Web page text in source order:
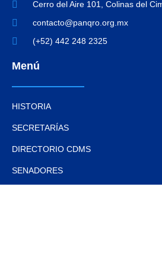
Cerro del Aire 101, Colinas del
contacto@panqro.org.mx
(+52) 442 248 2325
Menú
HISTORIA
SECRETARÍAS
DIRECTORIO CDMS
SENADORES